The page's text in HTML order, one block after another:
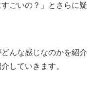
ごいの？」とさらに疑
んな感じなのかを紹介
していきます。